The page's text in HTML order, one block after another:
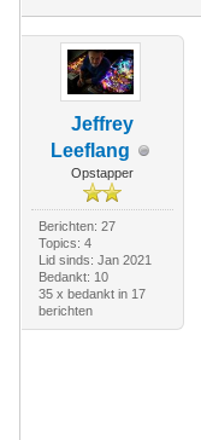
Jeffrey
Leeflang
Opstapper
Berichten: 27
Topics: 4
Lid sinds: Jan 2021
Bedankt: 10
35 x bedankt in 17
berichten